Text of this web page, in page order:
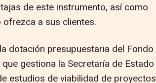
de este instrumento, así como
a sus clientes.
dotación presupuestaria del Fondo
gestiona la Secretaría de Estado
estudios de viabilidad de proyectos